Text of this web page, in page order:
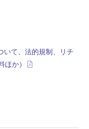
いて、法的規制、リチ
ほか）